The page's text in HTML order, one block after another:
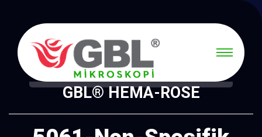
GBL® HEMA-ROSE